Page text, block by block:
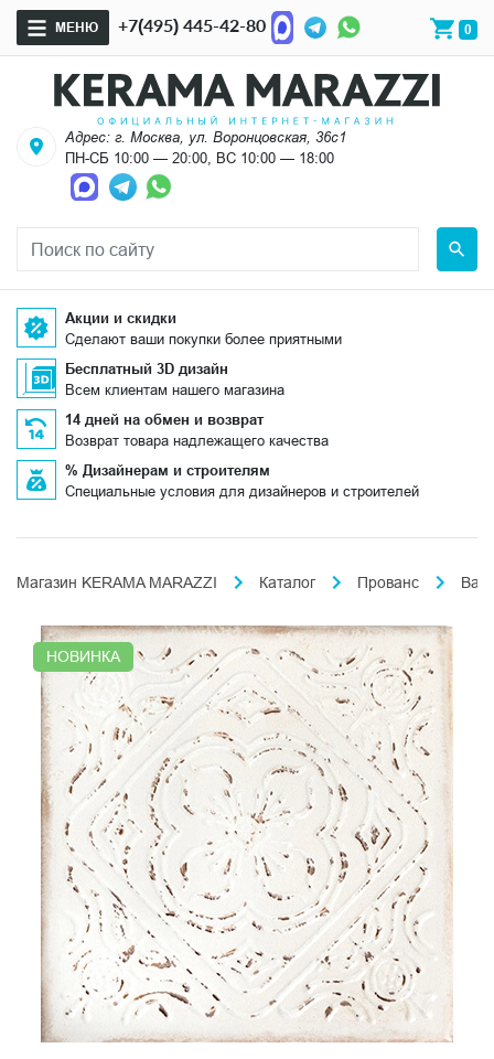
МЕНЮ +7(495) 445-42-80 0
Адрес: г. Москва, ул. Воронцовская, 36с1
ПН-СБ 10:00 — 20:00, ВС 10:00 — 18:00
Акции и скидки
Сделают ваши покупки более приятными
Бесплатный 3D дизайн
Всем клиентам нашего магазина
14 дней на обмен и возврат
Возврат товара надлежащего качества
% Дизайнерам и строителям
Специальные условия для дизайнеров и строителей
Магазин KERAMA MARAZZI Каталог Прованс
НОВИНКА